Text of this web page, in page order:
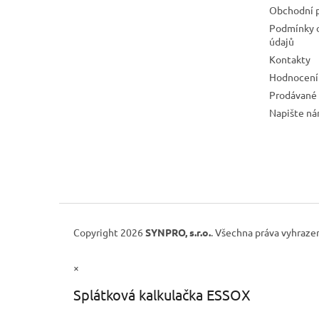
Obchodní
Podmínky
údajů
Kontakty
Napište
Copyright 2026 SYNPRO, s.r.o.. Všechna práva
×
Splátková kalkulačka ESSOX